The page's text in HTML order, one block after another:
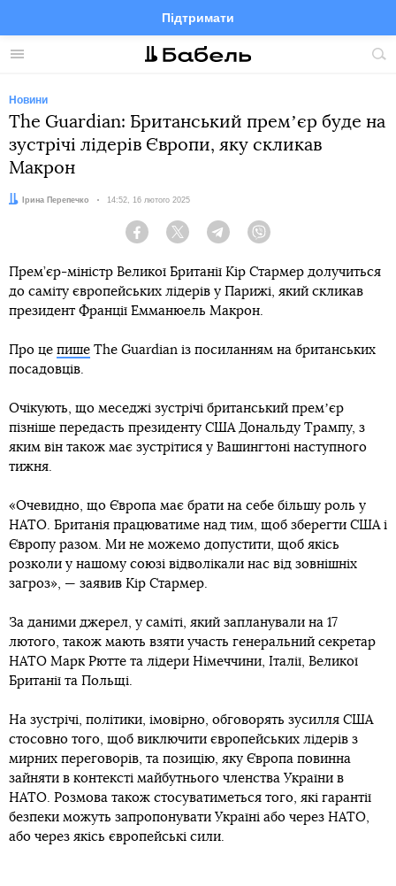
Меню
Підтримати
FacebookTelegramTwitter
Новини
The Guardian: Британський премʼєр буде на
зустрічі лідерів Європи, яку скликав
Макрон
Автор:Ірина Перепечко Дата:
14:52, 16 лютого 2025
Facebook Twitter Telegram
Прем’єр-міністр Великої Британії Кір Стармер долучиться
до саміту європейських лідерів у Парижі, який скликав
президент Франції Емманюель Макрон.
Про це пише The Guardian із посиланням на британських
посадовців.
Очікують, що меседжі зустрічі британський премʼєр
пізніше передасть президенту США Дональду Трампу, з
яким він також має зустрітися у Вашингтоні наступного
тижня.
«Очевидно, що Європа має брати на себе більшу роль у
НАТО. Британія працюватиме над тим, щоб зберегти США і
Європу разом. Ми не можемо допустити, щоб якісь
розколи у нашому союзі відволікали нас від зовнішніх
загроз», — заявив Кір Стармер.
За даними джерел, у саміті, який запланували на 17
лютого, також мають взяти участь генеральний секретар
НАТО Марк Рютте та лідери Німеччини, Італії, Великої
Британії та Польщі.
На зустрічі, політики, імовірно, обговорять зусилля США
стосовно того, щоб виключити європейських лідерів з
мирних переговорів, та позицію, яку Європа повинна
зайняти в контексті майбутнього членства України в
НАТО. Розмова також стосуватиметься того, які гарантії
безпеки можуть запропонувати Україні або через НАТО,
або через якісь європейські сили.